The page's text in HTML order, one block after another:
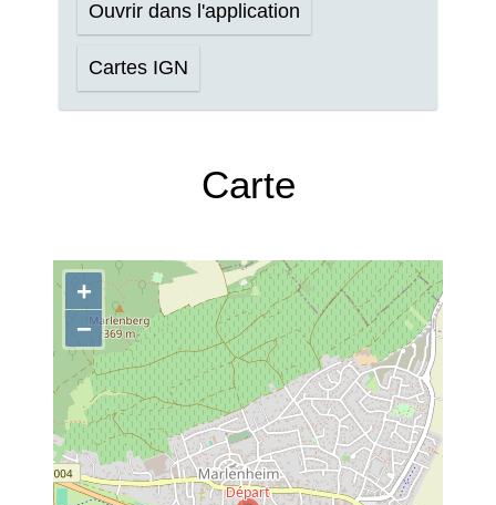
Ouvrir dans l'application
Cartes IGN
Carte
+
−